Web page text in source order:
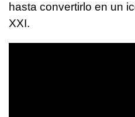
hasta convertirlo en un
XXI.